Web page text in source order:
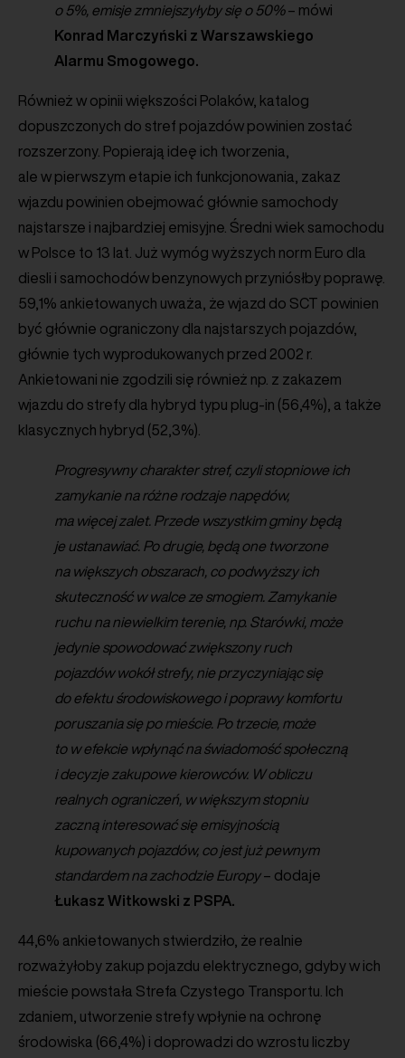
o 5%, emisje zmniejszyłyby się o 50%– mówi
Konrad Marczyński z Warszawskiego
Alarmu Smogowego.
Również w opinii większości Polaków, katalog
dopuszczonych do stref pojazdów powinien zostać
rozszerzony. Popierają ideę ich tworzenia,
ale w pierwszym etapie ich funkcjonowania, zakaz
wjazdu powinien obejmować głównie samochody
najstarsze i najbardziej emisyjne. Średni wiek samochodu
w Polsce to 13 lat. Już wymóg wyższych norm Euro dla
diesli i samochodów benzynowych przyniósłby poprawę.
59,1% ankietowanych uważa, że wjazd do SCT powinien
być głównie ograniczony dla najstarszych pojazdów,
głównie tych wyprodukowanych przed 2002 r.
Ankietowani nie zgodzili się również np. z zakazem
wjazdu do strefy dla hybryd typu plug-in (56,4%), a także
klasycznych hybryd (52,3%).
Progresywny charakter stref, czyli stopniowe ich
zamykanie na różne rodzaje napędów,
ma więcej zalet. Przede wszystkim gminy będą
je ustanawiać. Po drugie, będą one tworzone
na większych obszarach, co podwyższy ich
skuteczność w walce ze smogiem. Zamykanie
ruchu na niewielkim terenie, np. Starówki, może
jedynie spowodować zwiększony ruch
pojazdów wokół strefy, nie przyczyniając się
do efektu środowiskowego i poprawy komfortu
poruszania się po mieście. Po trzecie, może
to w efekcie wpłynąć na świadomość społeczną
i decyzje zakupowe kierowców. W obliczu
realnych ograniczeń, w większym stopniu
zaczną interesować się emisyjnością
kupowanych pojazdów, co jest już pewnym
standardem na zachodzie Europy– dodaje
Łukasz Witkowski z PSPA.
44,6% ankietowanych stwierdziło, że realnie
rozważyłoby zakup pojazdu elektrycznego, gdyby w ich
mieście powstała Strefa Czystego Transportu. Ich
zdaniem, utworzenie strefy wpłynie na ochronę
środowiska (66,4%) i doprowadzi do wzrostu liczby